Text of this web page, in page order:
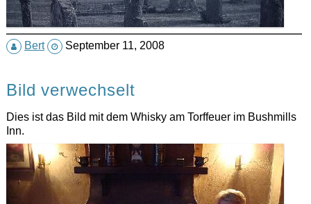
Bert September 11, 2008
Bild verwechselt
Dies ist das Bild mit dem Whisky am Torffeuer im Bushmills
Inn.